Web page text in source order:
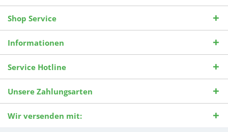
Shop Service
Informationen
Service Hotline
Unsere Zahlungsarten
Wir versenden mit: